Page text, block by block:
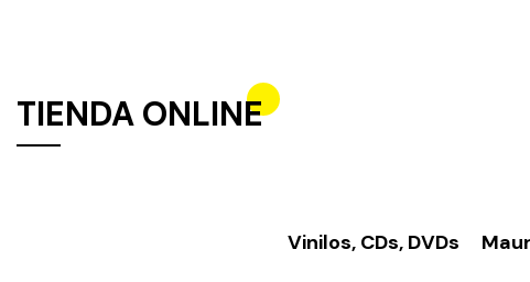
TIENDA ONLINE
Vinilos, CDs, DVDs